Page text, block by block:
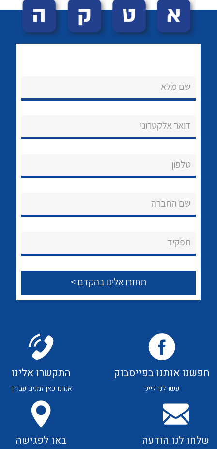
הצוות שלנו
שירותי תמיכה
לכל מוצרי היצרן לכל מוצרי היצרן
לכל מוצרי היצרן לכל מוצרי היצרן
שם מלא
דואר אלקטרוני
טלפון
שם החברה
תפקיד
חפשנו אותנו בפייסבוק
עשו לנו לייק
התקשרו אלינו
אנחנו כאן זמנים עבורך
שלחו לנו הודעה באו לפגישה